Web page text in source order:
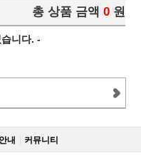
총 상품 금액 0 원
니다. -
내 커뮤니티